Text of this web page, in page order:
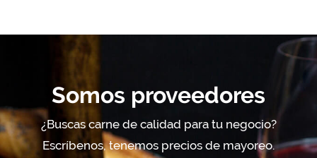
Somos proveedores
¿Buscas carne de calidad para tu negocio?
Escríbenos, tenemos precios de mayoreo.